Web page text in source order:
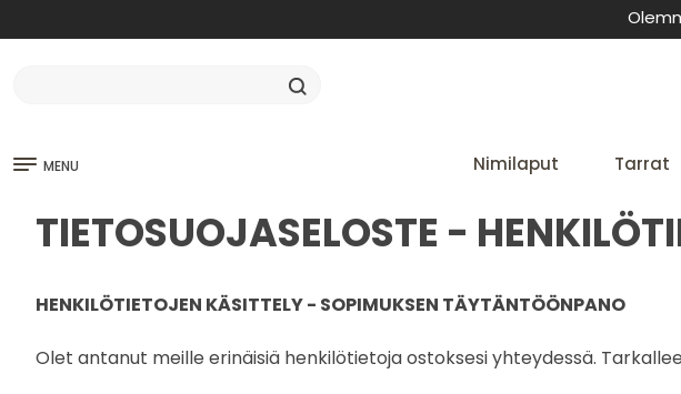
MENU Nimilaput Tarrat
TIETOSUOJASELOSTE -
HENKILÖTIETOJEN KÄSITTELY - SOPIMUKSEN TÄYTÄNTÖÖNPANO
Olet antanut meille erinäisiä henkilötietoja ostoksesi yhteydessä.